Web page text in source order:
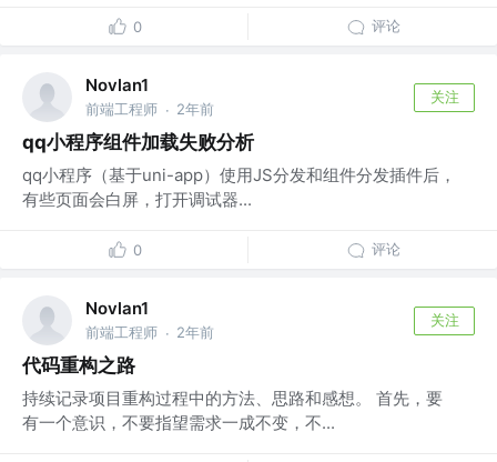
0 评论
Novlan1
前端工程师 · 2年前
关注
qq小程序组件加载失败分析
qq小程序（基于uni-app）使用JS分发和组件分发插件后，
有些页面会白屏，打开调试器...
0 评论
Novlan1
前端工程师 · 2年前
关注
代码重构之路
持续记录项目重构过程中的方法、思路和感想。 首先，要
有一个意识，不要指望需求一成不变，不...